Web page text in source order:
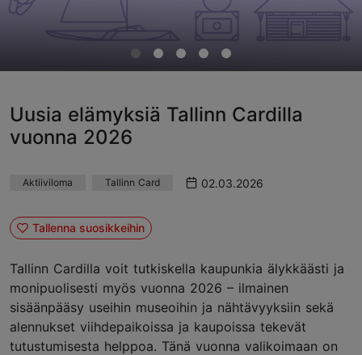
Uusia elämyksiä Tallinn Cardilla
vuonna 2026
Aktiiviloma Tallinn Card 02.03.2026
Tallenna suosikkeihin
Tallinn Cardilla voit tutkiskella kaupunkia älykkäästi ja
monipuolisesti myös vuonna 2026 – ilmainen
sisäänpääsy useihin museoihin ja nähtävyyksiin sekä
alennukset viihdepaikoissa ja kaupoissa tekevät
tutustumisesta helppoa. Tänä vuonna valikoimaan on